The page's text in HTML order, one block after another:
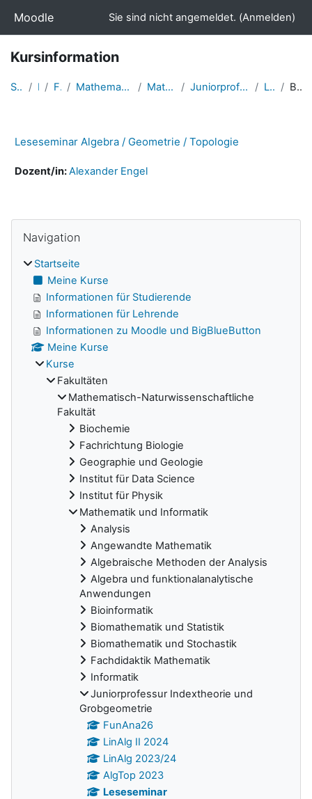
Moodle Sie sind nicht angemeldet. (Anmelden)
Kursinformation
Startseite Kurse Fakultäten Mathematisch-Naturwissenschaftliche Fakultät Mathematik und Informatik Juniorprofessur Indextheorie und Grobgeometrie Leseseminar Beschreibung
Leseseminar Algebra / Geometrie / Topologie
Dozent/in:Alexander Engel
Navigation
Startseite
Meine Kurse
Informationen für Studierende
Informationen für Lehrende
Informationen zu Moodle und BigBlueButton
Meine Kurse
Kurse
Fakultäten
Mathematisch-Naturwissenschaftliche
Fakultät
Biochemie
Fachrichtung Biologie
Geographie und Geologie
Institut für Data Science
Institut für Physik
Mathematik und Informatik
Analysis
Angewandte Mathematik
Algebraische Methoden der Analysis
Algebra und funktionalanalytische
Anwendungen
Bioinformatik
Biomathematik und Statistik
Biomathematik und Stochastik
Fachdidaktik Mathematik
Informatik
Juniorprofessur Indextheorie und
Grobgeometrie
FunAna26
LinAlg II 2024
LinAlg 2023/24
AlgTop 2023
Leseseminar